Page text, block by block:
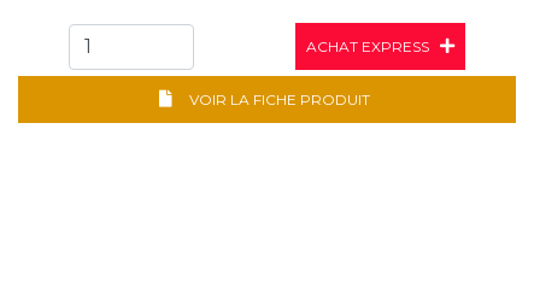
ACHAT EXPRESS
VOIR LA FICHE PRODUIT